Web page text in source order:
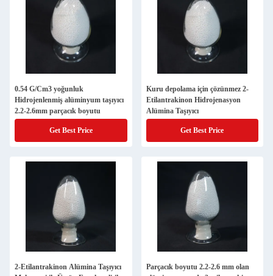
0.54 G/Cm3 yoğunluk
Hidrojenlenmiş alüminyum taşıyıcı
2.2-2.6mm parçacık boyutu
Get Best Price
Kuru depolama için çözünmez 2-
Etilantrakinon Hidrojenasyon
Alümina Taşıyıcı
Get Best Price
2-Etilantrakinon Alümina Taşıyıcı
Parçacık boyutu 2.2-2.6 mm olan